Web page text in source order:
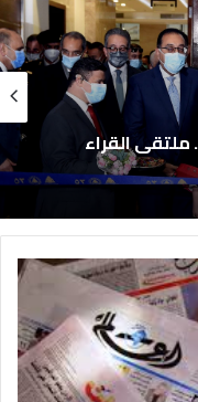
القراء